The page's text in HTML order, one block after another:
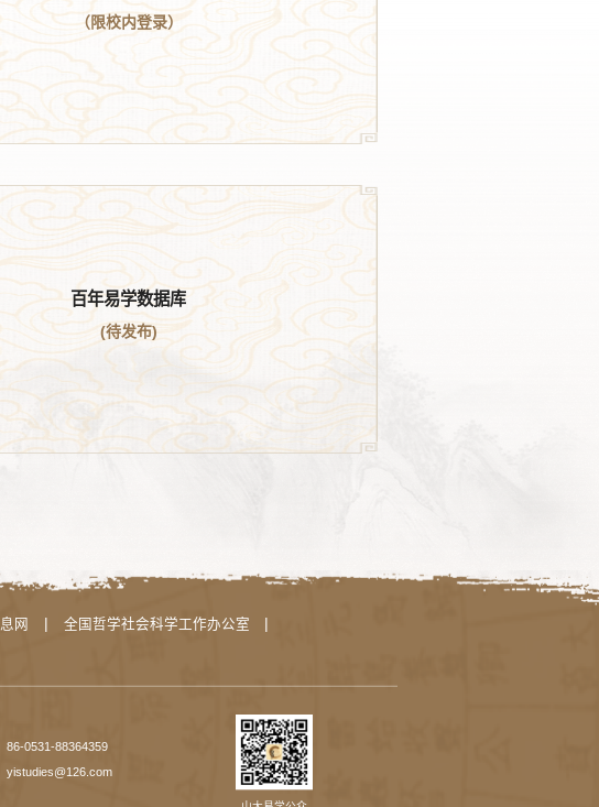
（限校内登录）
百年易学数据库
(待发布)
网 | 全国哲学社会科学工作办公室 |
86-0531-88364359
yistudies@126.com